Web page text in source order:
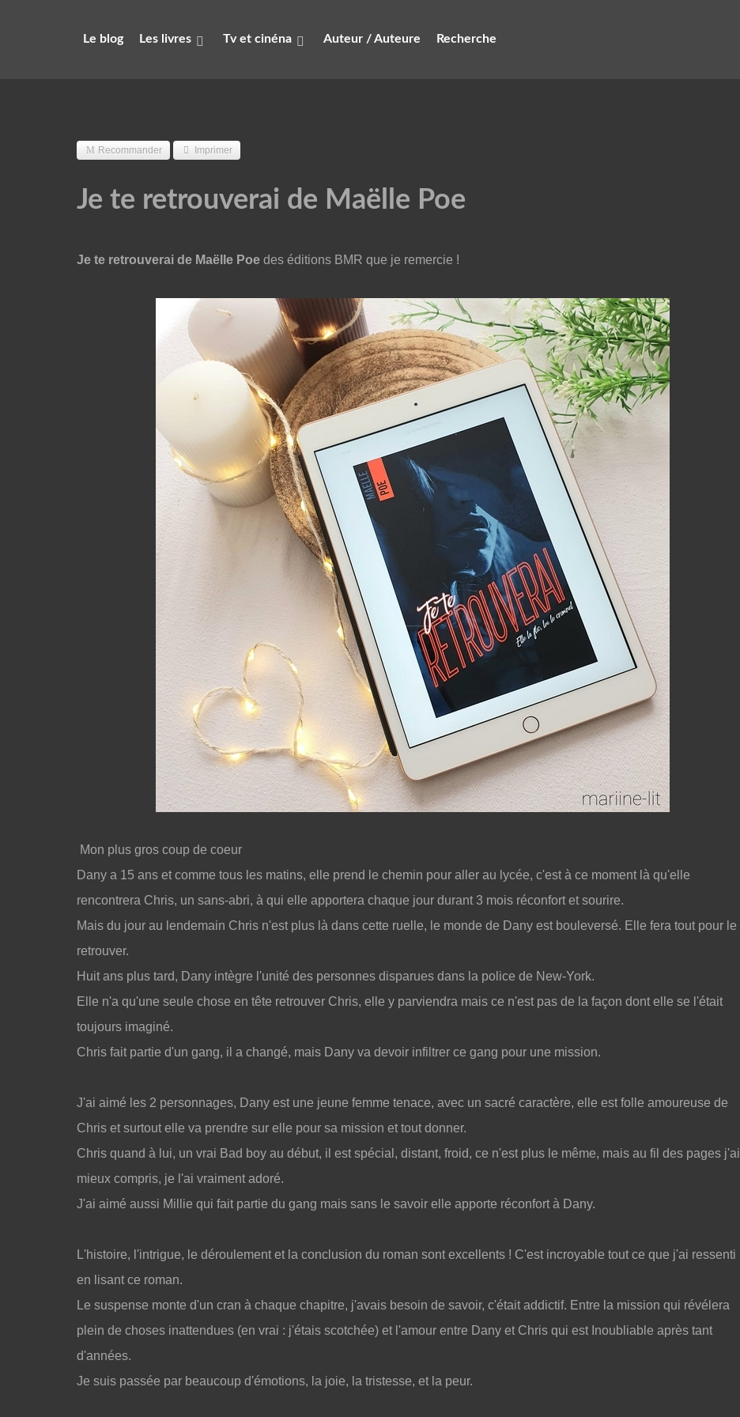
Le blog Les livres Tv et cinéna Auteur / Auteure Recherche
Recommander Imprimer
Je te retrouverai de Maëlle Poe
Je te retrouverai de Maëlle Poe des éditions BMR que je remercie !
Mon plus gros coup de coeur
Dany a 15 ans et comme tous les matins, elle prend le chemin pour aller au lycée, c'est à ce moment là qu'elle
rencontrera Chris, un sans-abri, à qui elle apportera chaque jour durant 3 mois réconfort et sourire.
Mais du jour au lendemain Chris n'est plus là dans cette ruelle, le monde de Dany est bouleversé. Elle fera tout pour le
retrouver.
Huit ans plus tard, Dany intègre l'unité des personnes disparues dans la police de New-York.
Elle n'a qu'une seule chose en tête retrouver Chris, elle y parviendra mais ce n'est pas de la façon dont elle se l'était
toujours imaginé.
Chris fait partie d'un gang, il a changé, mais Dany va devoir infiltrer ce gang pour une mission.
J'ai aimé les 2 personnages, Dany est une jeune femme tenace, avec un sacré caractère, elle est folle amoureuse de
Chris et surtout elle va prendre sur elle pour sa mission et tout donner.
Chris quand à lui, un vrai Bad boy au début, il est spécial, distant, froid, ce n'est plus le même, mais au fil des pages j'ai
mieux compris, je l'ai vraiment adoré.
J'ai aimé aussi Millie qui fait partie du gang mais sans le savoir elle apporte réconfort à Dany.
L'histoire, l'intrigue, le déroulement et la conclusion du roman sont excellents ! C'est incroyable tout ce que j'ai ressenti
en lisant ce roman.
Le suspense monte d'un cran à chaque chapitre, j'avais besoin de savoir, c'était addictif. Entre la mission qui révélera
plein de choses inattendues (en vrai : j'étais scotchée) et l'amour entre Dany et Chris qui est Inoubliable après tant
d'années.
Je suis passée par beaucoup d'émotions, la joie, la tristesse, et la peur.